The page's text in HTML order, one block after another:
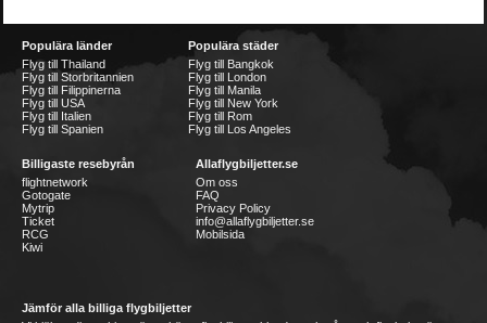
Populära länder
Flyg till Thailand
Flyg till Storbritannien
Flyg till Filippinerna
Flyg till USA
Flyg till Italien
Flyg till Spanien
Populära städer
Flyg till Bangkok
Flyg till London
Flyg till Manila
Flyg till New York
Flyg till Rom
Flyg till Los Angeles
Billigaste resebyrån
flightnetwork
Gotogate
Mytrip
Ticket
RCG
Kiwi
Allaflygbiljetter.se
Om oss
FAQ
Privacy Policy
info@allaflygbiljetter.se
Mobilsida
Jämför alla billiga flygbiljetter